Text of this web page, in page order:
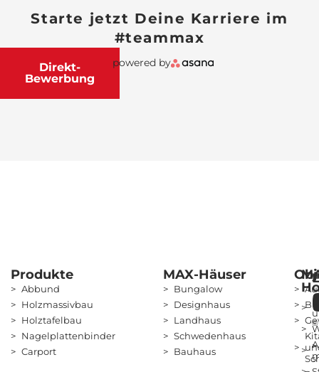
Starte jetzt Deine Karriere im
#teammax
Direkt-
Bewerbung
powered by
Produkte
Abbund
Holzmassivbau
Holztafelbau
Nagelplattenbinder
Carport
MAX-Häuser
Bungalow
Designhaus
Landhaus
Schwedenhaus
Bauhaus
©